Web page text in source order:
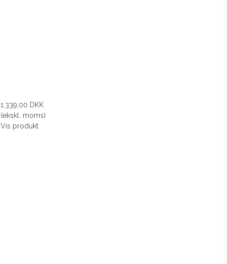
1.339,00 DKK
(ekskl. moms)
Vis produkt